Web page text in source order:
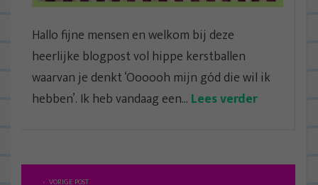
Hallo fijne mensen en welkom bij deze
heerlijke blogpost vol hippe kerstballen
waarvan je denkt ‘Oooooh mijn gód die wil ik
hebben’. Ik heb vandaag een... Lees verder
B VORIGE POST